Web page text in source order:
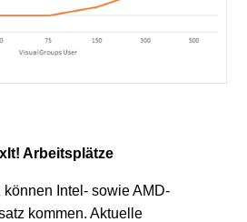
Arbeitsplätze
Intel- sowie AMD-
kommen. Aktuelle